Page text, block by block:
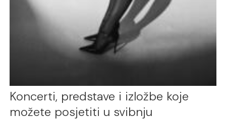
Koncerti, predstave i izložbe koje
možete posjetiti u svibnju